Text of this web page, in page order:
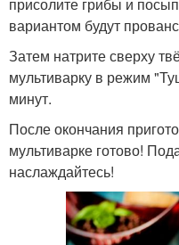
вариантом будут
Затем натрите сверху
мультиварку в режим
минут.
После окончания
мультиварке готово!
наслаждайтесь!